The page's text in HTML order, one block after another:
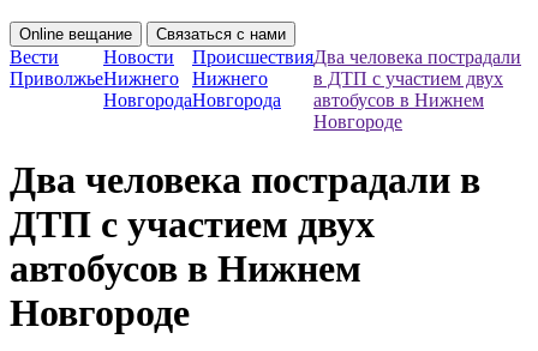
Online вещание Связаться с нами
Вести
Приволжье
Новости
Нижнего
Новгорода
Происшествия
Нижнего
Новгорода
Два человека пострадали
в ДТП с участием двух
автобусов в Нижнем
Новгороде
Два человека пострадали в
ДТП с участием двух
автобусов в Нижнем
Новгороде